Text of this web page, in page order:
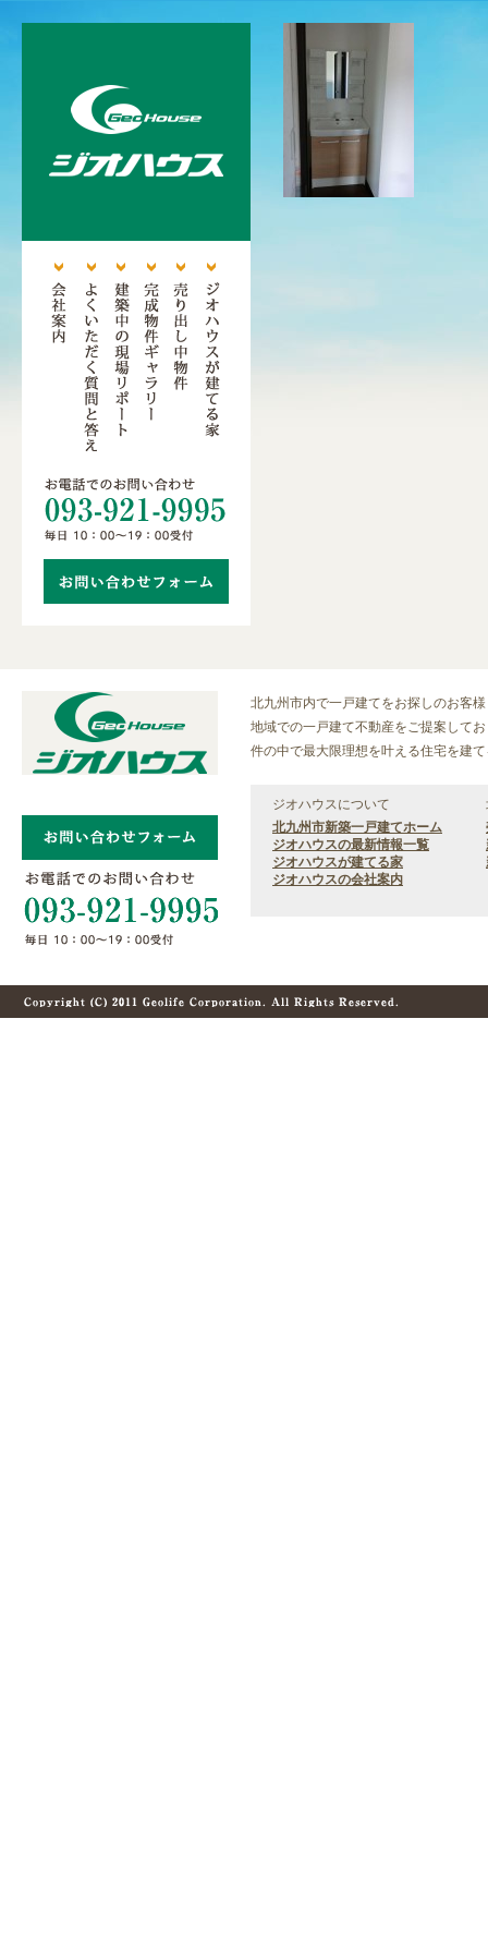
北九州市内で一戸建てをお探しのお客
地域での一戸建て不動産をご提案して
件の中で最大限理想を叶える住宅を建
ジオハウスについて
北九州市新築一戸建てホーム
ジオハウスの最新情報一覧
ジオハウスが建てる家
ジオハウスの会社案内